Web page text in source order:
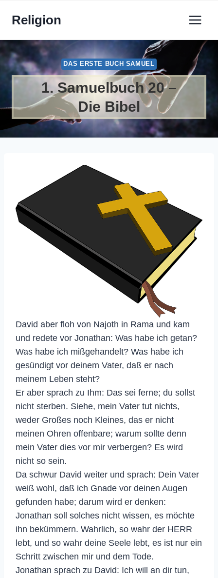
InhaltReligion
DAS ERSTE BUCH SAMUEL
1. Samuelbuch 20 –
Die Bibel
David aber floh von Najoth in Rama und kam
und redete vor Jonathan: Was habe ich getan?
Was habe ich mißgehandelt? Was habe ich
gesündigt vor deinem Vater, daß er nach
meinem Leben steht?
Er aber sprach zu Ihm: Das sei ferne; du sollst
nicht sterben. Siehe, mein Vater tut nichts,
weder Großes noch Kleines, das er nicht
meinen Ohren offenbare; warum sollte denn
mein Vater dies vor mir verbergen? Es wird
nicht so sein.
Da schwur David weiter und sprach: Dein Vater
weiß wohl, daß ich Gnade vor deinen Augen
gefunden habe; darum wird er denken:
Jonathan soll solches nicht wissen, es möchte
ihn bekümmern. Wahrlich, so wahr der HERR
lebt, und so wahr deine Seele lebt, es ist nur ein
Schritt zwischen mir und dem Tode.
Jonathan sprach zu David: Ich will an dir tun,